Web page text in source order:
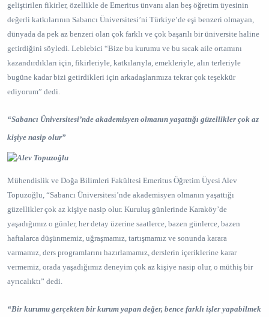
geliştirilen fikirler, özellikle de Emeritus ünvanı alan beş öğretim üyesinin
değerli katkılarının Sabancı Üniversitesi’ni Türkiye’de eşi benzeri olmayan,
dünyada da pek az benzeri olan çok farklı ve çok başarılı bir üniversite haline
getirdiğini söyledi. Leblebici “Bize bu kurumu ve bu sıcak aile ortamını
kazandırdıkları için, fikirleriyle, katkılarıyla, emekleriyle, alın terleriyle
bugüne kadar bizi getirdikleri için arkadaşlarımıza tekrar çok teşekkür
ediyorum” dedi.
“Sabancı Üniversitesi’nde akademisyen olmanın yaşattığı güzellikler çok az
kişiye nasip olur”
Mühendislik ve Doğa Bilimleri Fakültesi Emeritus Öğretim Üyesi Alev
Topuzoğlu, “Sabancı Üniversitesi’nde akademisyen olmanın yaşattığı
güzellikler çok az kişiye nasip olur. Kuruluş günlerinde Karaköy’de
yaşadığımız o günler, her detay üzerine saatlerce, bazen günlerce, bazen
haftalarca düşünmemiz, uğraşmamız, tartışmamız ve sonunda karara
varmamız, ders programlarını hazırlamamız, derslerin içeriklerine karar
vermemiz, orada yaşadığımız deneyim çok az kişiye nasip olur, o müthiş bir
ayrıcalıktı” dedi.
“Bir kurumu gerçekten bir kurum yapan değer, bence farklı işler yapabilmek